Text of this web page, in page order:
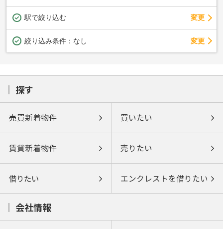
駅で絞り込む 変更
絞り込み条件： なし 変更
探す
売買新着物件 買いたい
賃貸新着物件 売りたい
借りたい エンクレストを借りたい
会社情報